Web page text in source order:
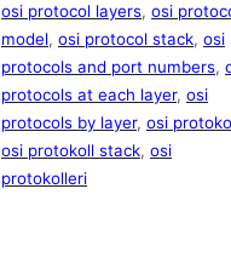
osi protocol layers, osi
model, osi protocol stack, osi
protocols and port numbers,
protocols at each layer, osi
protocols by layer, osi
osi protokoll stack, osi
protokolleri